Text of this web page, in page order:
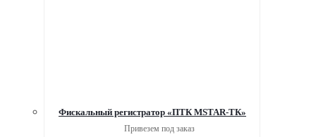
Фискальный регистратор «ПТК MSTAR-ТК»
Привезем под заказ